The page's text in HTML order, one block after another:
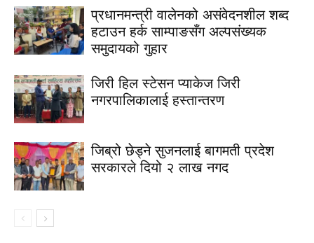
प्रधानमन्त्री वालेनको असंवेदनशील शब्द
हटाउन हर्क साम्पाङसँग अल्पसंख्यक
समुदायको गुहार
जिरी हिल स्टेसन प्याकेज जिरी
नगरपालिकालाई हस्तान्तरण
जिब्रो छेड्ने सुजनलाई बागमती प्रदेश
सरकारले दियो २ लाख नगद